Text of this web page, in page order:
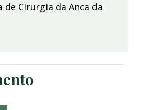
de Cirurgia da Anca da